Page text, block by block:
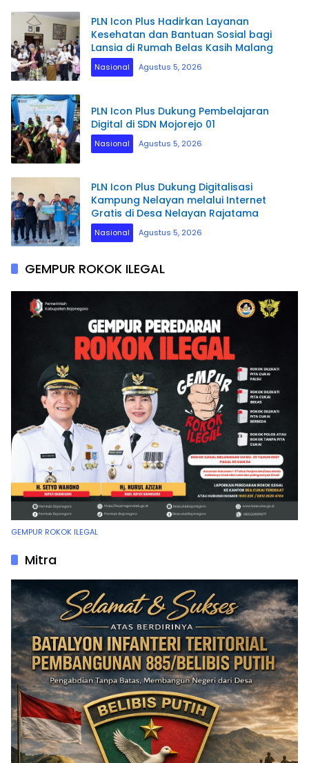
PLN Icon Plus Hadirkan Layanan
Kesehatan dan Bantuan Sosial bagi
Lansia di Rumah Belas Kasih Malang
Nasional Agustus 5, 2026
PLN Icon Plus Dukung Pembelajaran
Digital di SDN Mojorejo 01
Nasional Agustus 5, 2026
PLN Icon Plus Dukung Digitalisasi
Kampung Nelayan melalui Internet
Gratis di Desa Nelayan Rajatama
Nasional Agustus 5, 2026
GEMPUR ROKOK ILEGAL
GEMPUR ROKOK ILEGAL
Mitra